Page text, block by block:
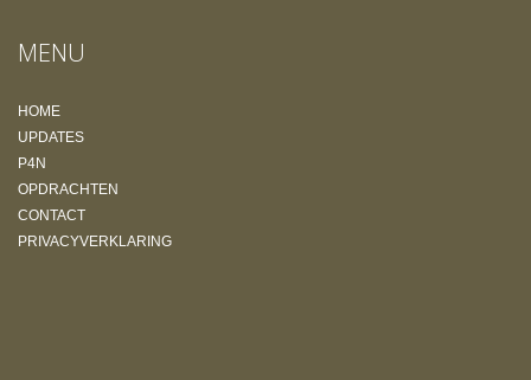
MENU
HOME
UPDATES
P4N
OPDRACHTEN
CONTACT
PRIVACYVERKLARING